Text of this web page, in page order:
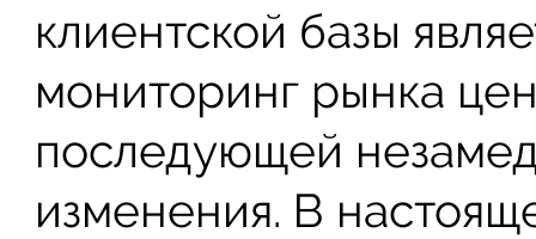
клиентской базы
мониторинг рынка
последующей
изменения. В